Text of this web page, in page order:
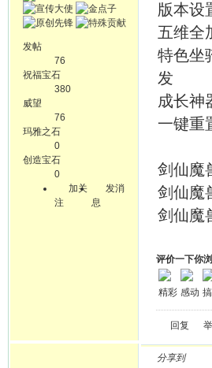
发帖
76
祝福宝石
380
威望
76
玛雅之石
0
创造宝石
0
加关
注
发消
息
版本设
五维全
特色坐
发
成长神
一键重
剑仙魔
剑仙魔
剑仙魔
评价一下你
精彩 感动
回复
分享到